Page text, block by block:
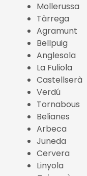
Mollerussa
Tàrrega
Agramunt
Bellpuig
Anglesola
La Fuliola
Castellserà
Verdú
Tornabous
Belianes
Arbeca
Juneda
Cervera
Linyola